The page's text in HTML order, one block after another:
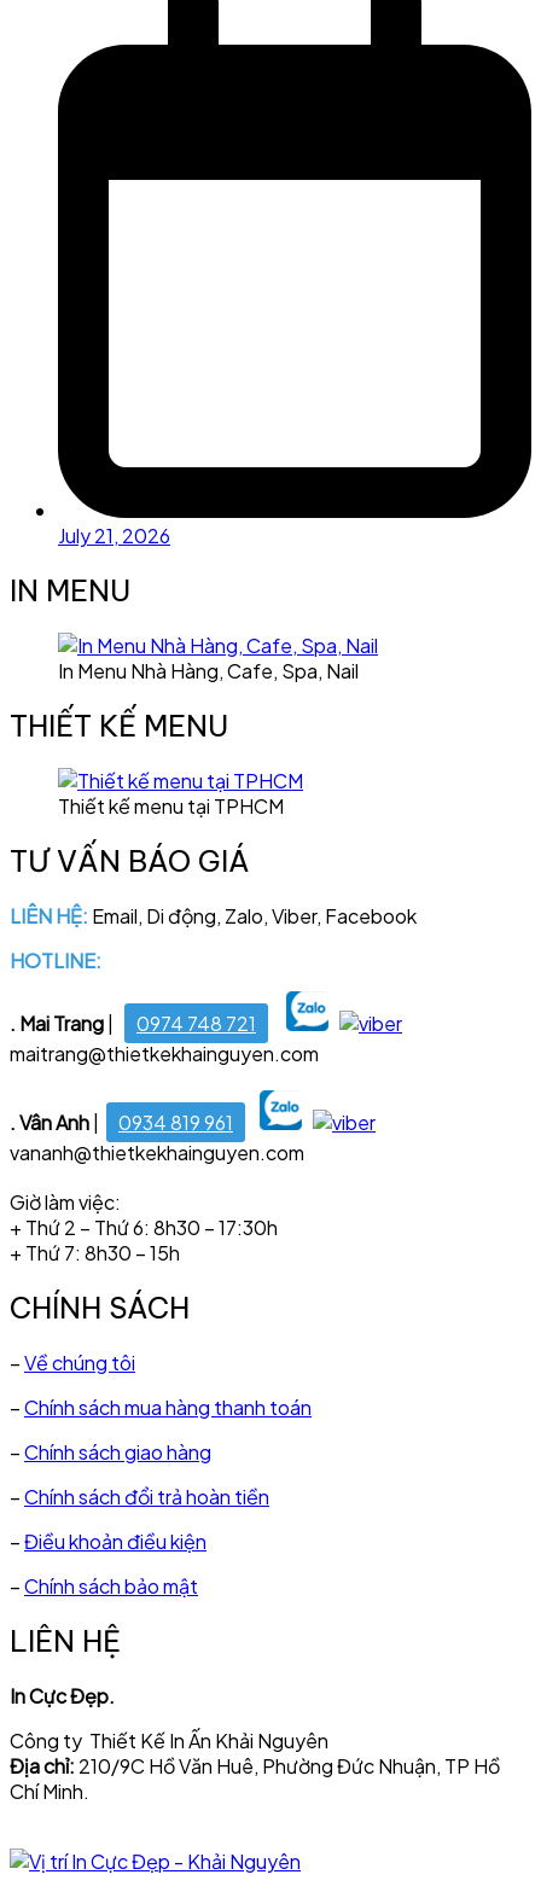
July 21, 2026
IN MENU
In Menu Nhà Hàng, Cafe, Spa, Nail
THIẾT KẾ MENU
Thiết kế menu tại TPHCM
TƯ VẤN BÁO GIÁ
LIÊN HỆ: Email, Di động, Zalo, Viber, Facebook
HOTLINE:
. Mai Trang|
0974 748 721
maitrang@thietkekhainguyen.com
. Vân Anh
0934 819 961
vananh@thietkekhainguyen.com
Giờ làm việc:
+ Thứ 2 – Thứ 6: 8h30 – 17:30h
+ Thứ 7: 8h30 – 15h
CHÍNH SÁCH
–Về chúng tôi
–Chính sách mua hàng thanh toán
–Chính sách giao hàng
–Chính sách đổi trả hoàn tiền
–Điều khoản điều kiện
–Chính sách bảo mật
LIÊN HỆ
In Cực Đẹp.
Công ty Thiết Kế In Ấn Khải Nguyên
Địa chỉ: 210/9C Hồ Văn Huê, Phường Đức Nhuận, TP Hồ
Chí Minh.